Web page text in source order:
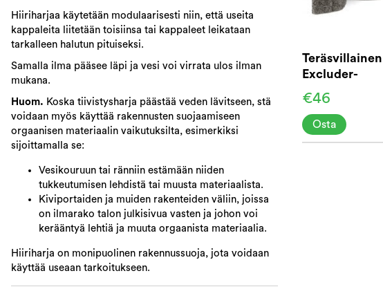
Hiiriharjaa käytetään modulaarisesti niin, että useita
kappaleita liitetään toisiinsa tai kappaleet leikataan
tarkalleen halutun pituiseksi.
Samalla ilma pääsee läpi ja vesi voi virrata ulos ilman
mukana.
Huom. Koska tiivistysharja päästää veden lävitseen, stä
voidaan myös käyttää rakennusten suojaamiseen
orgaanisen materiaalin vaikutuksilta, esimerkiksi
sijoittamalla se:
Vesikouruun tai ränniin estämään niiden
tukkeutumisen lehdistä tai muusta materiaalista.
Kiviportaiden ja muiden rakenteiden väliin, joissa
on ilmarako talon julkisivua vasten ja johon voi
kerääntyä lehtiä ja muuta orgaanista materiaalia.
Hiiriharja on monipuolinen rakennussuoja, jota voidaan
käyttää useaan tarkoitukseen.
Teräsvillainen
Excluder-
jyrsijäeste, 3 m
€46
Osta